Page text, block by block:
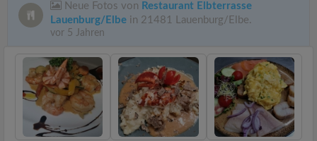
Neue Fotos von Restaurant Elbterrasse
Lauenburg/Elbe in 21481 Lauenburg/Elbe.
vor 5 Jahren